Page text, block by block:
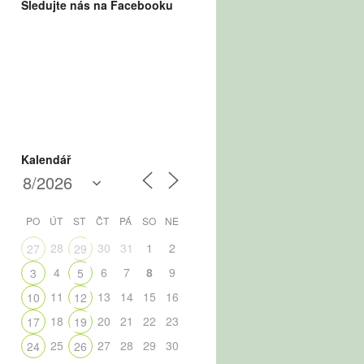
Sledujte nás na Facebooku
Kalendář
PO ÚT ST ČT PÁ SO NE
27 28 29 30 31 1
2
3
4 5 6 7 8
9
10
11 12 13 14 15
16
17
18 19 20 21 22
23
24
25 26 27 28 29
30